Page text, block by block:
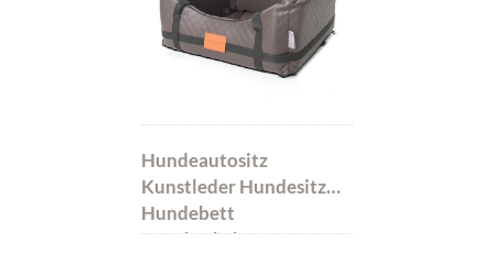
Hundeautositz
Kunstleder Hundesitz
Hundebett
Autokörbchen Gesteppt